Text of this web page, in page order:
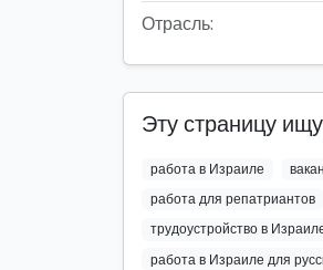
Отрасль:
Эту страницу
работа в Израиле
работа для репатриантов
трудоустройство в
работа в Израиле для